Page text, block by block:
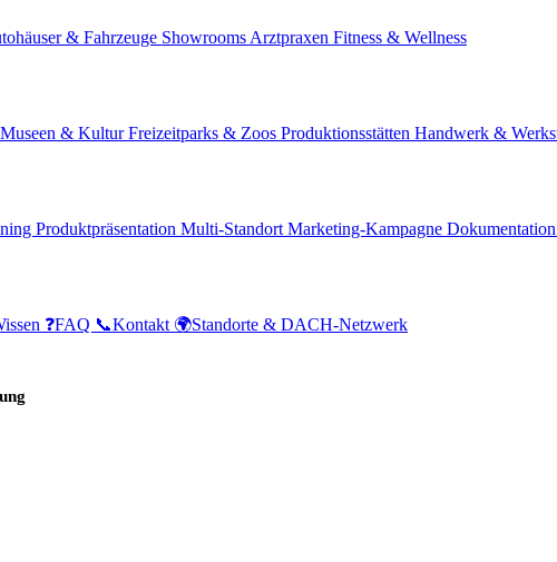
& Fahrzeuge Showrooms Arztpraxen Fitness & Wellness
Museen & KulturFreizeitparks & Zoos Produktionsstätten Handwerk &
Produktpräsentation Multi-Standort Marketing-Kampagne Dokumentation
❓FAQ 📞Kontakt 🌍Standorte & DACH-Netzwerk